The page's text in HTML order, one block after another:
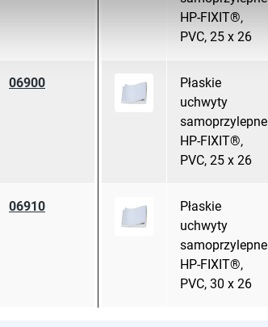
HP-FIXIT®,
PVC, 25 x 26
06900
Płaskie
uchwyty
samoprzylepne
HP-FIXIT®,
PVC, 25 x 26
06910
Płaskie
uchwyty
samoprzylepne
HP-FIXIT®,
PVC, 30 x 26